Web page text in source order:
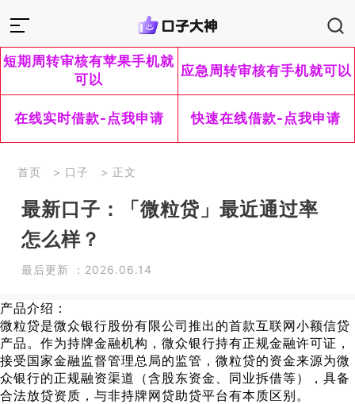
短期周转审核有苹果手机就
可以
应急周转审核有手机就可以
在线实时借款-点我申请 快速在线借款-点我申请
首页 > 口子 > 正文
最新口子：「微粒贷」最近通过率
怎么样？
最后更新 ：2026.06.14
产品介绍：
微粒贷是微众银行股份有限公司推出的首款互联网小额信贷
产品。作为持牌金融机构，微众银行持有正规金融许可证，
接受国家金融监督管理总局的监管，微粒贷的资金来源为微
众银行的正规融资渠道（含股东资金、同业拆借等），具备
合法放贷资质，与非持牌网贷助贷平台有本质区别。